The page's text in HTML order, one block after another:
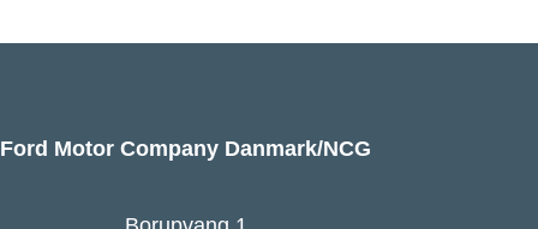
Ford Motor Company Danmark/NCG